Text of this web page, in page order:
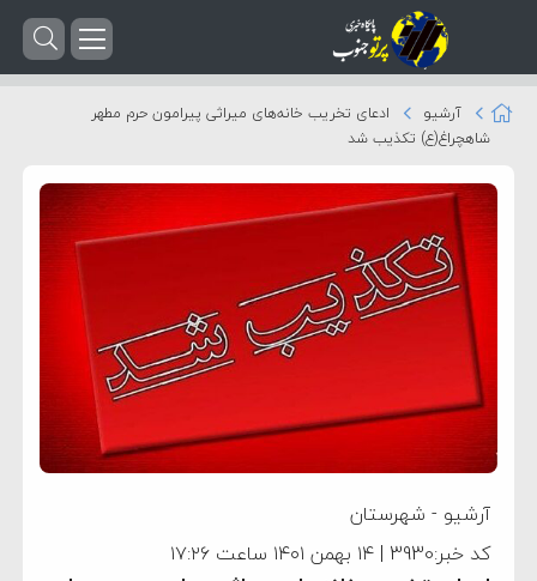
آرشیو
ادعای تخریب خانه‌های میراثی پیرامون حرم مطهر
شاهچراغ(ع) تکذیب شد
آرشیو - شهرستان
کد خبر:3930 | ۱۴ بهمن ۱۴۰۱ ساعت ۱۷:۲۶